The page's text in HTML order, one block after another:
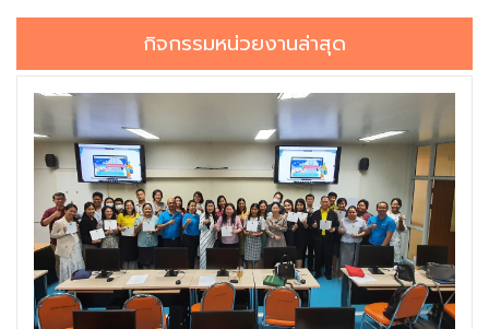
กิจกรรมหน่วยงานล่าสุด